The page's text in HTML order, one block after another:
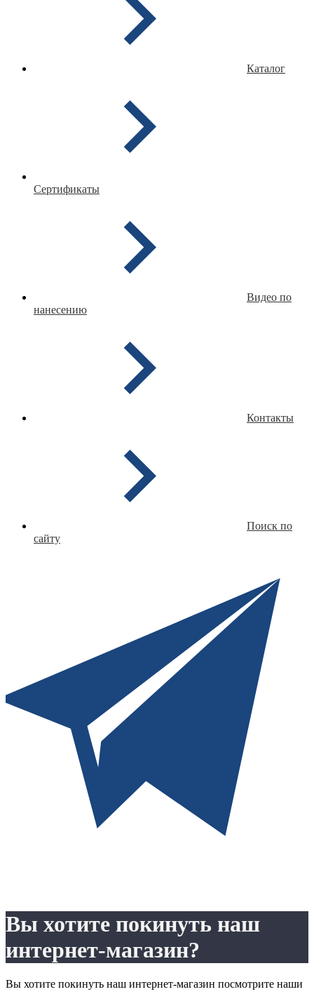
Каталог
Сертификаты
Видео по
нанесению
Контакты
Поиск по
сайту
Вы хотите покинуть наш
интернет-магазин?
Вы хотите покинуть наш интернет-магазин посмотрите наши